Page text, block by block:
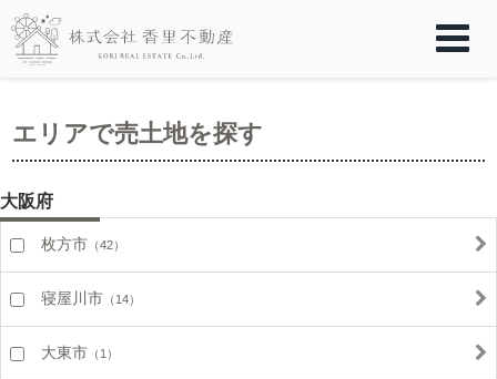
エリアで売土地を探す
大阪府
枚方市 （42）
寝屋川市 （14）
大東市 （1）